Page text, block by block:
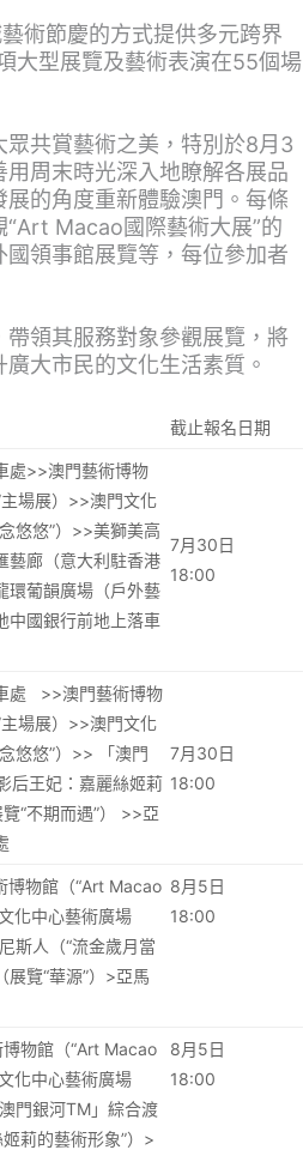
術節慶的方式提供多元跨界
大型展覽及藝術表演在55個場
共賞藝術之美，特別於8月3
周末時光深入地瞭解各展品
的角度重新體驗澳門。每條
Macao國際藝術大展”的
領事館展覽等，每位參加者
領其服務對象參觀展覽，將
大市民的文化生活素質。
截止報名日期
處>>澳門藝術博物
場展）>>澳門文化
悠悠”）>>美獅美高
藝廊（意大利駐香港
環葡韻廣場（戶外藝
中國銀行前地上落車
7月30日
18:00
處 >>澳門藝術博物
場展）>>澳門文化
悠悠”）>> 「澳門
后王妃：嘉麗絲姬莉
“不期而遇”） >>亞
7月30日
18:00
博物館（“Art Macao
化中心藝術廣場
斯人（“流金歲月當
覽“華源”）>亞馬
8月5日
18:00
物館（“Art Macao
化中心藝術廣場
門銀河TM」綜合渡
莉的藝術形象”）>
8月5日
18:00